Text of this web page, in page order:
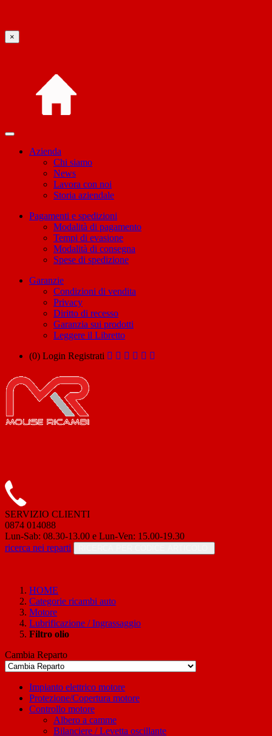
×
Azienda
Chi siamo
News
Lavora con noi
Storia aziendale
Pagamenti e spedizioni
Modalità di pagamento
Tempi di evasione
Modalità di consegna
Spese di spedizione
Garanzie
Condizioni di vendita
Privacy
Diritto di recesso
Garanzia sui prodotti
Leggere il Libretto
(0) Login Registrati
SERVIZIO CLIENTI
0874 014088
Lun-Sab: 08.30-13.00 e Lun-Ven: 15.00-19.30
ricerca nei reparti
HOME
Categorie ricambi auto
Motore
Lubrificazione / Ingrassaggio
Filtro olio
Cambia Reparto
Impianto elettrico motore
Protezione/Copertura motore
Controllo motore
Albero a camme
Bilanciere / Levetta oscillante